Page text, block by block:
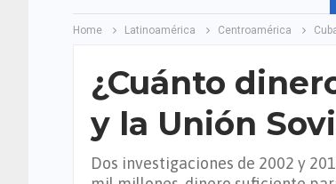
Home Latinoamérica Centroamérica
¿Cuánto
y la Unión
Dos investigaciones de 2002 y